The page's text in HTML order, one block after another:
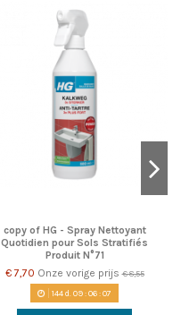
copy of HG - Spray Nettoyant
Quotidien pour Sols Stratifiés
Produit N°71
€ 7,70 Onze vorige prijs€ 8,55
144d. 09:06:07